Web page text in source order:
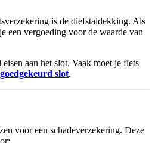
is de diefstaldekking. Als
een vergoeding voor de waarde van
aan het slot. Vaak moet je fiets
slot.
voor een schadeverzekering. Deze